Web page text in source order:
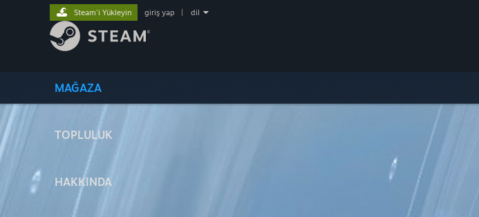
MAĞAZA
TOPLULUK
HAKKINDA
Steam'i Yükleyin giriş yap dil